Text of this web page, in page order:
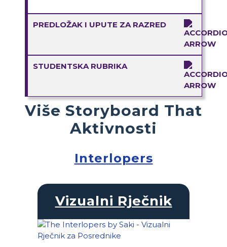
PREDLOŽAK I UPUTE ZA RAZRED
STUDENTSKA RUBRIKA
Više Storyboard That
Aktivnosti
Interlopers
Vizualni Rječnik